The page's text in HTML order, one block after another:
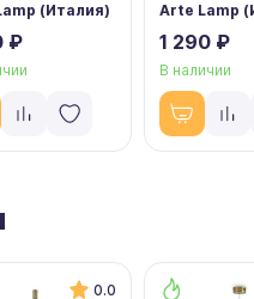
(Италия)
₽
Arte Lamp
1 290 ₽
В наличии
0.0